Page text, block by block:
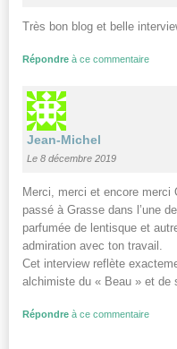
Très bon blog et belle
Répondre à ce commentaire
Jean-Michel
Le 8 décembre 2019
Merci, merci et encore merci
passé à Grasse dans l’une
parfumée de lentisque et
admiration avec ton travail.
Cet interview reflète
alchimiste du « Beau » et de
Répondre à ce commentaire